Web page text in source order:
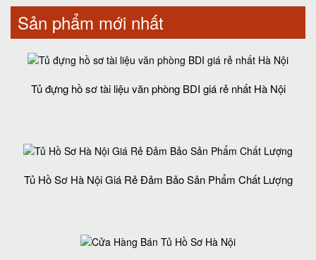
Sản phẩm mới nhất
Tủ đựng hồ sơ tài liệu văn phòng BDI giá rẻ nhất Hà Nội
Tủ Hồ Sơ Hà Nội Giá Rẻ Đảm Bảo Sản Phẩm Chất Lượng‎